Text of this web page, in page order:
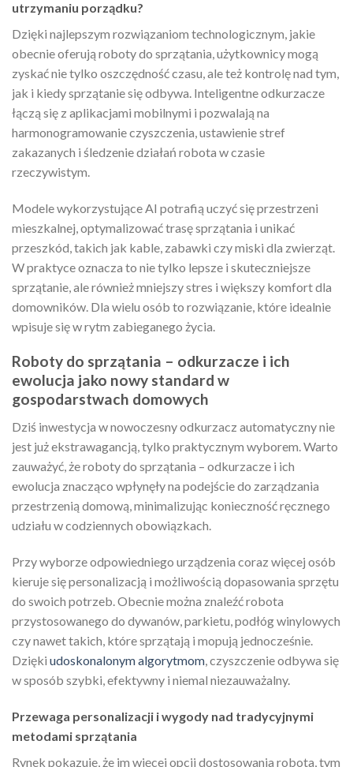
utrzymaniu porządku?
Dzięki najlepszym rozwiązaniom technologicznym, jakie
obecnie oferują roboty do sprzątania, użytkownicy mogą
zyskać nie tylko oszczędność czasu, ale też kontrolę nad tym,
jak i kiedy sprzątanie się odbywa. Inteligentne odkurzacze
łączą się z aplikacjami mobilnymi i pozwalają na
harmonogramowanie czyszczenia, ustawienie stref
zakazanych i śledzenie działań robota w czasie
rzeczywistym.
Modele wykorzystujące AI potrafią uczyć się przestrzeni
mieszkalnej, optymalizować trasę sprzątania i unikać
przeszkód, takich jak kable, zabawki czy miski dla zwierząt.
W praktyce oznacza to nie tylko lepsze i skuteczniejsze
sprzątanie, ale również mniejszy stres i większy komfort dla
domowników. Dla wielu osób to rozwiązanie, które idealnie
wpisuje się w rytm zabieganego życia.
Roboty do sprzątania – odkurzacze i ich
ewolucja jako nowy standard w
gospodarstwach domowych
Dziś inwestycja w nowoczesny odkurzacz automatyczny nie
jest już ekstrawagancją, tylko praktycznym wyborem. Warto
zauważyć, że roboty do sprzątania – odkurzacze i ich
ewolucja znacząco wpłynęły na podejście do zarządzania
przestrzenią domową, minimalizując konieczność ręcznego
udziału w codziennych obowiązkach.
Przy wyborze odpowiedniego urządzenia coraz więcej osób
kieruje się personalizacją i możliwością dopasowania sprzętu
do swoich potrzeb. Obecnie można znaleźć robota
przystosowanego do dywanów, parkietu, podłóg winylowych
czy nawet takich, które sprzątają i mopują jednocześnie.
Dzięki udoskonalonym algorytmom , czyszczenie odbywa się
w sposób szybki, efektywny i niemal niezauważalny.
Przewaga personalizacji i wygody nad tradycyjnymi
metodami sprzątania
Rynek pokazuje, że im więcej opcji dostosowania robota, tym